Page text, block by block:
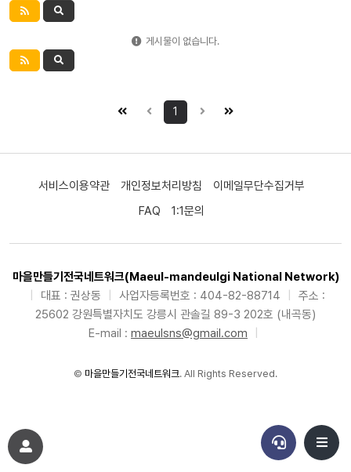
게시물이 없습니다.
1
서비스이용약관 개인정보처리방침
이메일무단수집거부
FAQ
1:1문의
마을만들기전국네트워크(Maeul-mandeulgi National Network)
대표 : 권상동 사업자등록번호 : 404-82-88714
주소 :
25602 강원특별자치도 강릉시 관솔길 89-3 202호 (내곡동)
E-mail : maeulsns@gmail.com
© 마을만들기전국네트워크. All Rights Reserved.